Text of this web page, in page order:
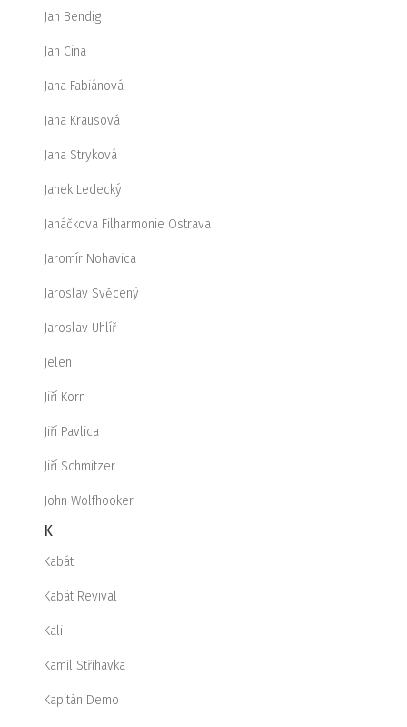
Jan Bendig
Jan Cina
Jana Fabiánová
Jana Krausová
Jana Stryková
Janek Ledecký
Janáčkova Filharmonie Ostrava
Jaromír Nohavica
Jaroslav Svěcený
Jaroslav Uhlíř
Jelen
Jiří Korn
Jiří Pavlica
Jiří Schmitzer
John Wolfhooker
K
Kabát
Kabát Revival
Kali
Kamil Střihavka
Kapitán Demo